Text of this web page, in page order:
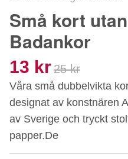
Små kort
Badankor
13 kr25 kr
Våra små dubbelvikta
designat av konstnären
av Sverige och tryckt
papper.De